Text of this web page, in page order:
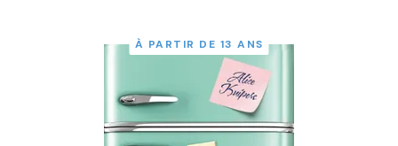
À PARTIR DE 13 ANS